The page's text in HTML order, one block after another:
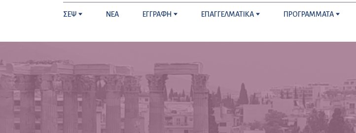
ΣΕΨ NEA ΕΓΓΡΑΦΗ ΕΠΑΓΓΕΛΜΑΤΙΚΑ ΠΡΟΓΡΑΜΜΑΤΑ